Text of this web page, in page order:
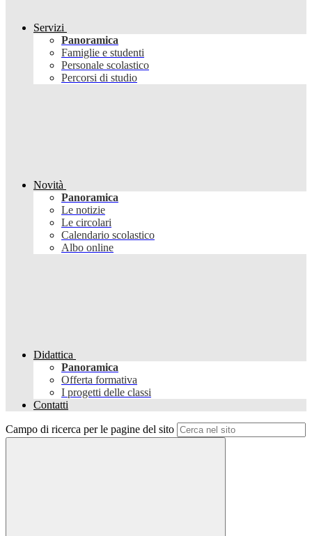
Servizi
Panoramica
Famiglie e studenti
Personale scolastico
Percorsi di studio
Novità
Panoramica
Le notizie
Le circolari
Calendario scolastico
Albo online
Didattica
Panoramica
Offerta formativa
I progetti delle classi
Contatti
Campo di ricerca per le pagine del sito